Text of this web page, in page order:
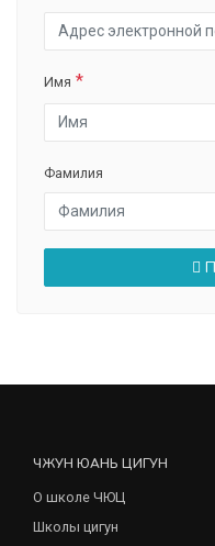
Имя
Фамилия
ЧЖУН ЮАНЬ ЦИГУН
О школе ЧЮЦ
Школы цигун